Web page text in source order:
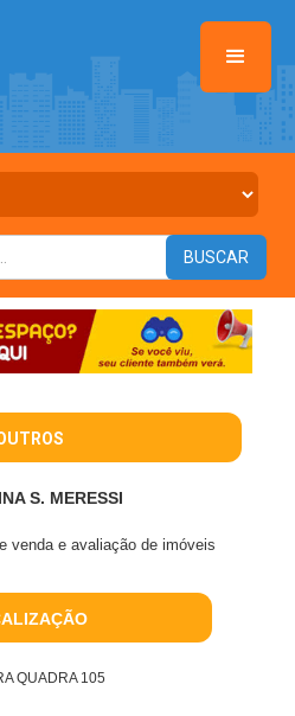
S. MERESSI
venda e avaliação de imóveis
QUADRA 105